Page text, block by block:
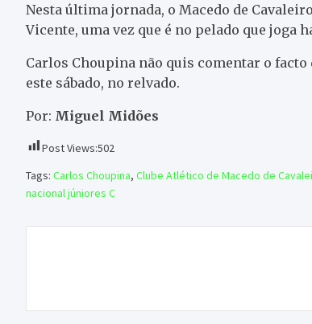
Nesta última jornada, o Macedo de
Vicente, uma vez que é no pelado que joga
Carlos Choupina não quis comentar o
este sábado, no relvado.
Por: Miguel Midões
Post Views:502
Tags: Carlos Choupina, Clube Atlético de Macedo de
nacional júniores C
artigos